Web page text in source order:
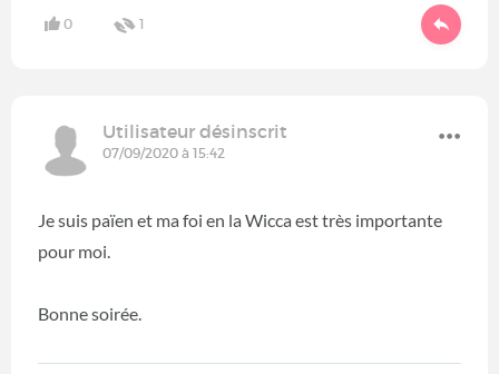
0 1
Utilisateur désinscrit
07/09/2020 à 15:42
Je suis païen et ma foi en la Wicca est très importante
pour moi.
Bonne soirée.